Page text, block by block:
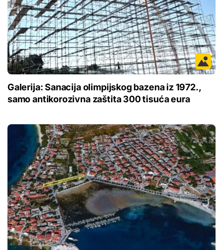
Galerija: Sanacija olimpijskog bazena iz 1972.,
samo antikorozivna zaštita 300 tisuća eura